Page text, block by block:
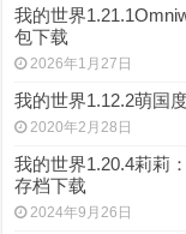
我的世界
包下载
2026年1月27日
我的世界1.12.2萌国
2020年2月28日
我的世界1.20.4莉莉
存档下载
2024年9月26日